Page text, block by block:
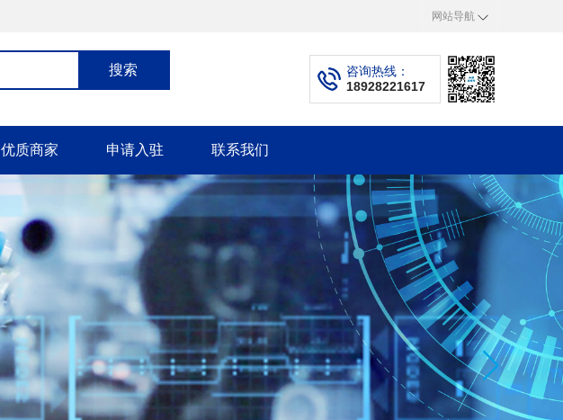
网站导航
搜索
咨询热线：
18928221617
优质商家 申请入驻 联系我们